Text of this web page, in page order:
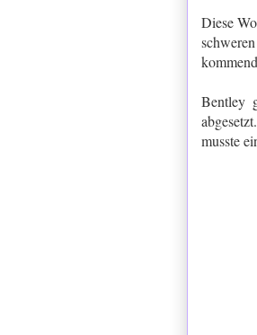
Diese
Bentley
musste